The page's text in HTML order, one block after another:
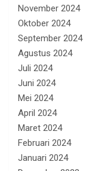
November 2024
Oktober 2024
September 2024
Agustus 2024
Juli 2024
Juni 2024
Mei 2024
April 2024
Maret 2024
Februari 2024
Januari 2024